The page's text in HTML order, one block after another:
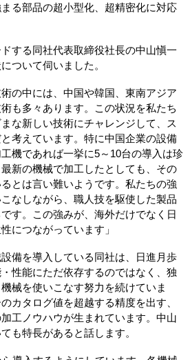
る部品の超小型化、超精密化に対応
する同社代表取締役社長の中山愼一
ついて伺いました。
術の中には、中国や韓国、東南アジア
も多々あります。この状況を私たち
な新しい技術にチャレンジして、ス
考えています。特に中国企業の設備
機であれば一挙に5～10台の導入は珍
新の機械で加工したとしても、その
とは言い難いようです。私たちの強
なしながら、職人技を駆使した製品
す。この強みが、海外だけでなく日
につながっています」
備を導入している同社は、日進月歩
性能にただ依存するのではなく、独
械を使いこなす努力を続けていま
カタログ値を超越する精度を出す、
工ノウハウが生まれています。中山
も特長があると話します。